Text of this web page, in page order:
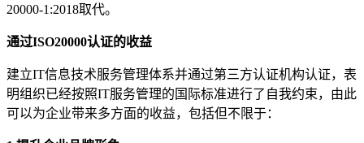
20000-1:2018取代。
通过ISO20000认证的收益
建立IT信息技术服务管理体系并通过第三方认证机构认证，表
明组织已经按照IT服务管理的国际标准进行了自我约束，由此
可以为企业带来多方面的收益，包括但不限于：